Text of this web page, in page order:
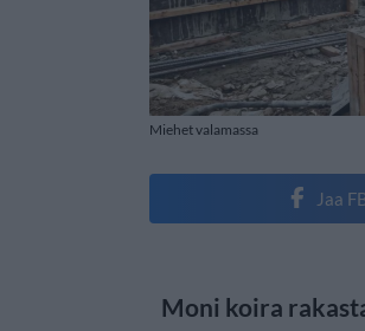
Miehet valamassa
Jaa
Moni koira